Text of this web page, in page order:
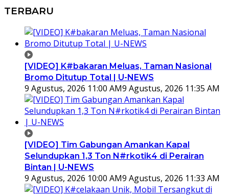
TERBARU
[VIDEO] K#bakaran Meluas, Taman Nasional
Bromo Ditutup Total | U-NEWS
9 Agustus, 2026 11:00 AM9 Agustus, 2026 11:35 AM
[VIDEO] Tim Gabungan Amankan Kapal
Selundupkan 1,3 Ton N#rkotik4 di Perairan
Bintan | U-NEWS
9 Agustus, 2026 10:00 AM9 Agustus, 2026 11:33 AM